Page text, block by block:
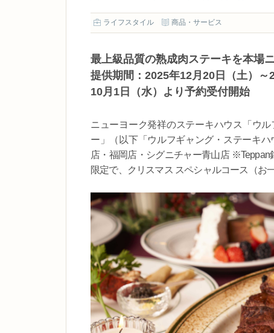
ライフスタイル 商品・サービス
最上級品質の熟成肉ステーキを本場
提供期間：2025年12月20日（土）～
10月1日（水）より予約受付開始
ニューヨーク発祥のステーキハウス「ウ
ー」（以下「ウルフギャング・ステーキ
店・福岡店・シグニチャー青山店
限定で、クリスマス スペシャルコース（お